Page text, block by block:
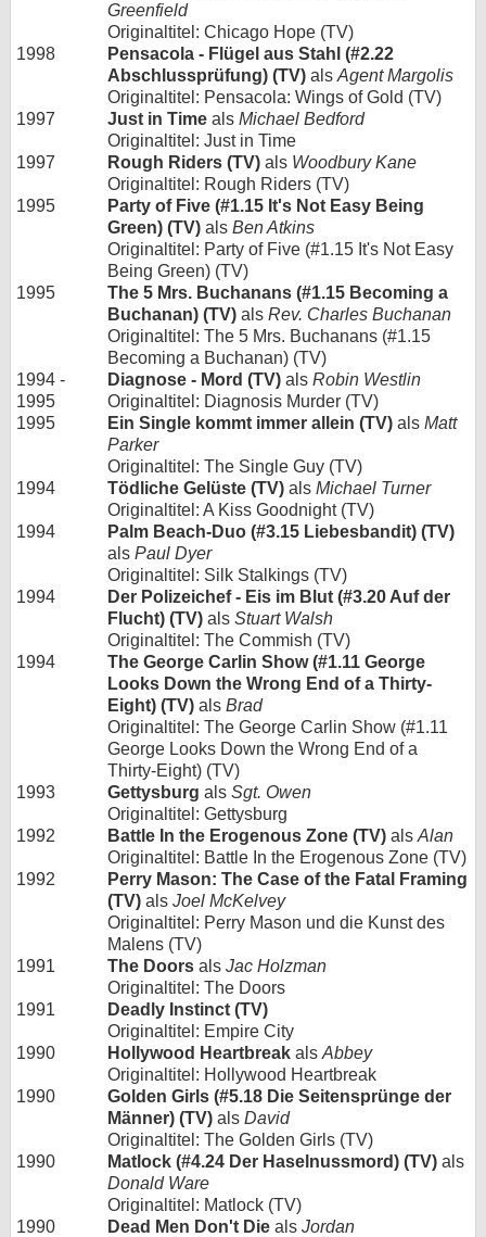
Greenfield
Originaltitel: Chicago Hope (TV)
1998
Pensacola - Flügel aus Stahl (#2.22
Abschlussprüfung) (TV) als Agent Margolis
Originaltitel: Pensacola: Wings of Gold (TV)
1997
Just in Time als Michael Bedford
Originaltitel: Just in Time
1997
Rough Riders (TV) als Woodbury Kane
Originaltitel: Rough Riders (TV)
1995
Party of Five (#1.15 It's Not Easy Being
Green) (TV) als Ben Atkins
Originaltitel: Party of Five (#1.15 It's Not Easy
Being Green) (TV)
1995
The 5 Mrs. Buchanans (#1.15 Becoming a
Buchanan) (TV) als Rev. Charles Buchanan
Originaltitel: The 5 Mrs. Buchanans (#1.15
Becoming a Buchanan) (TV)
1994 -
1995
Diagnose - Mord (TV) als Robin Westlin
Originaltitel: Diagnosis Murder (TV)
1995
Ein Single kommt immer allein (TV) als Matt
Parker
Originaltitel: The Single Guy (TV)
1994
Tödliche Gelüste (TV) als Michael Turner
Originaltitel: A Kiss Goodnight (TV)
1994
Palm Beach-Duo (#3.15 Liebesbandit) (TV)
als Paul Dyer
Originaltitel: Silk Stalkings (TV)
1994
Der Polizeichef - Eis im Blut (#3.20 Auf der
Flucht) (TV) als Stuart Walsh
Originaltitel: The Commish (TV)
1994
The George Carlin Show (#1.11 George
Looks Down the Wrong End of a Thirty-
Eight) (TV) als Brad
Originaltitel: The George Carlin Show (#1.11
George Looks Down the Wrong End of a
Thirty-Eight) (TV)
1993
Gettysburg als Sgt. Owen
Originaltitel: Gettysburg
1992
Battle In the Erogenous Zone (TV) als Alan
Originaltitel: Battle In the Erogenous Zone (TV)
1992
Perry Mason: The Case of the Fatal Framing
(TV) als Joel McKelvey
Originaltitel: Perry Mason und die Kunst des
Malens (TV)
1991
The Doors als Jac Holzman
Originaltitel: The Doors
1991
Deadly Instinct (TV)
Originaltitel: Empire City
1990
Hollywood Heartbreak als Abbey
Originaltitel: Hollywood Heartbreak
1990
Golden Girls (#5.18 Die Seitensprünge der
Männer) (TV) als David
Originaltitel: The Golden Girls (TV)
1990
Matlock (#4.24 Der Haselnussmord) (TV) als
Donald Ware
Originaltitel: Matlock (TV)
1990
Dead Men Don't Die als Jordan